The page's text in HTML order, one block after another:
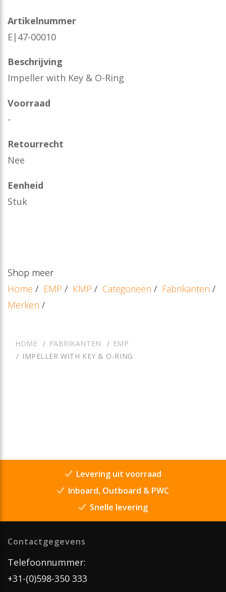
Artikelnummer
E|47-00010
Beschrijving
Impeller with Key & O-Ring
Voorraad
-
Retourrecht
Nee
Eenheid
Stuk
Shop meer
Home / EMP / KMP / Categorieën / Fabrikanten /
Merken /
HOME FABRIKANTEN
EMP
IMPELLER WITH KEY & O-RING
Levering uit voorraad
Inboard, Outboard & PWC
Snelle levering
Contactgegevens
Telefoonnummer:
+31-(0)598-350 333